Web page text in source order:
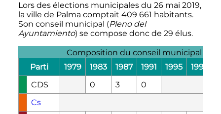
Lors des élections municipales du 26 mai 2019,
la ville de Palma comptait 409 661 habitants.
Son conseil municipal (Pleno del
Ayuntamiento) se compose donc de 29 élus.
Composition du conseil municipal par
Parti
1979 1983 1987 1991 1995 1999
CDS
0 3
0
Cs